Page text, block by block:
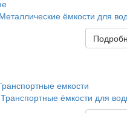
Металлические ёмкости для
Транспортные ёмкости для